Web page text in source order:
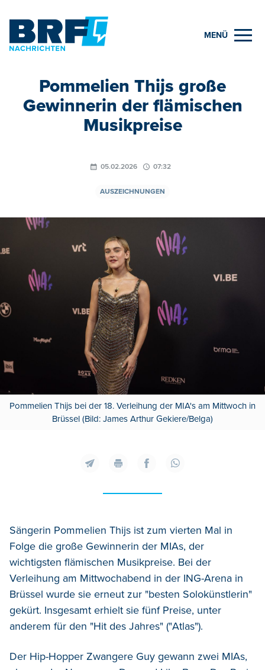
MENÜ
Pommelien Thijs große
Gewinnerin der flämischen
Musikpreise
05.02.2026 07:32
AUSZEICHNUNGEN
Pommelien Thijs bei der 18. Verleihung der MIA's am Mittwoch in
Brüssel (Bild: James Arthur Gekiere/Belga)
Sängerin Pommelien Thijs ist zum vierten Mal in
Folge die große Gewinnerin der MIAs, der
wichtigsten flämischen Musikpreise. Bei der
Verleihung am Mittwochabend in der ING-Arena in
Brüssel wurde sie erneut zur "besten Solokünstlerin"
gekürt. Insgesamt erhielt sie fünf Preise, unter
anderem für den "Hit des Jahres" ("Atlas").
Der Hip-Hopper Zwangere Guy gewann zwei MIAs,